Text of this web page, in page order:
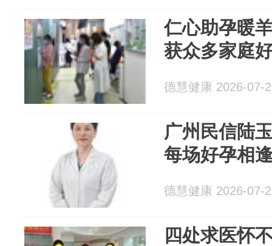
仁心助孕暖
获众多家庭
德慧健康 2026-07-
广州民信陆
每场好孕相
德慧健康 2026-07-
四处求医怀